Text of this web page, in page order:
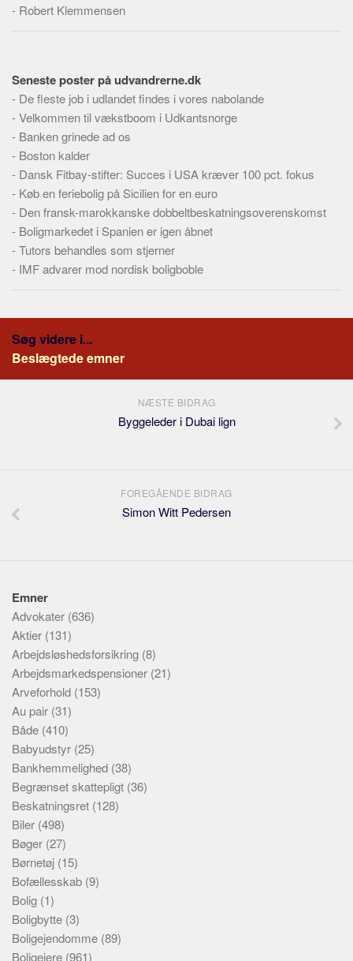
- Robert Klemmensen
Seneste poster på udvandrerne.dk
- De fleste job i udlandet findes i vores nabolande
-Velkommen til vækstboom i Udkantsnorge
- Banken grinede ad os
- Boston kalder
- Dansk Fitbay-stifter: Succes i USA kræver 100 pct. fokus
- Køb en feriebolig på Sicilien for en euro
- Den fransk-marokkanske dobbeltbeskatningsoverenskomst
- Boligmarkedet i Spanien er igen åbnet
-Tutors behandles som stjerner
- IMF advarer mod nordisk boligboble
Søg videre i...
Beslægtede emner
NÆSTE BIDRAG
Byggeleder i Dubai lign
FOREGÅENDE BIDRAG
Simon Witt Pedersen
Emner
Advokater (636)
Aktier (131)
Arbejdsløshedsforsikring (8)
Arbejdsmarkedspensioner (21)
Arveforhold (153)
Au pair (31)
Både (410)
Babyudstyr (25)
Bankhemmelighed (38)
Begrænset skattepligt (36)
Beskatningsret (128)
Biler (498)
Bøger (27)
Børnetøj (15)
Bofællesskab (9)
Bolig (1)
Boligbytte (3)
Boligejendomme (89)
Boligejere (961)